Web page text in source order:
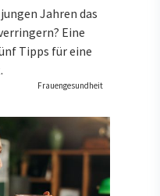
Jahren das
Eine
Tipps für eine
Frauengesundheit